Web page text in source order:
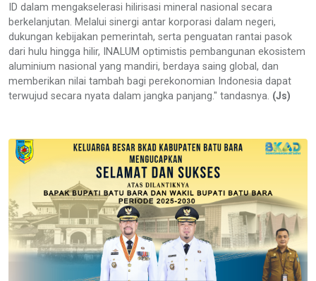
ID dalam mengakselerasi hilirisasi mineral nasional secara
berkelanjutan. Melalui sinergi antar korporasi dalam negeri,
dukungan kebijakan pemerintah, serta penguatan rantai pasok
dari hulu hingga hilir, INALUM optimistis pembangunan ekosistem
aluminium nasional yang mandiri, berdaya saing global, dan
memberikan nilai tambah bagi perekonomian Indonesia dapat
terwujud secara nyata dalam jangka panjang." tandasnya. (Js)